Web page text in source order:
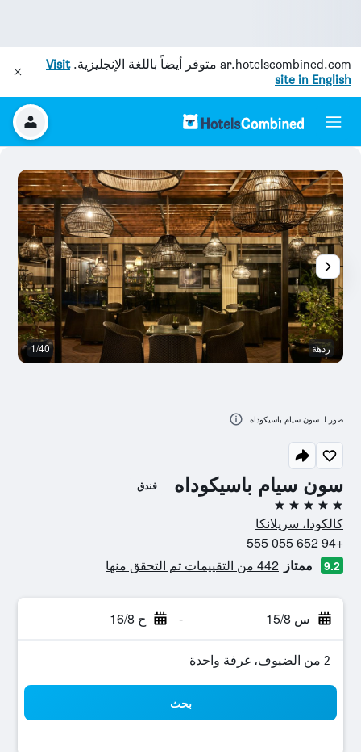
ar.hotelscombined.com متوفر أيضاً باللغة الإنجليزية.Visit
site in English
سون سيام باسيكوداه فندق
5 نجوم
كالكودا، سريلانكا
+94 652 055 555
9.2 ممتاز 442 من التقييمات تم التحقق منها
س 15/8 - ح 16/8
2 من الضيوف، غرفة واحدة
بحث
ردهة 1/40
صور لـ سون سيام باسيكوداه